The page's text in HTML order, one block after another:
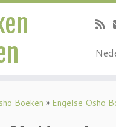
Boeken » Engelse Osho